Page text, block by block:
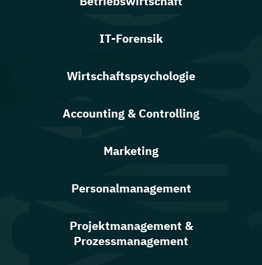
IT-Forensik
Wirtschaftspsychologie
Accounting & Controlling
Marketing
Personalmanagement
Projektmanagement &
Prozessmanagement